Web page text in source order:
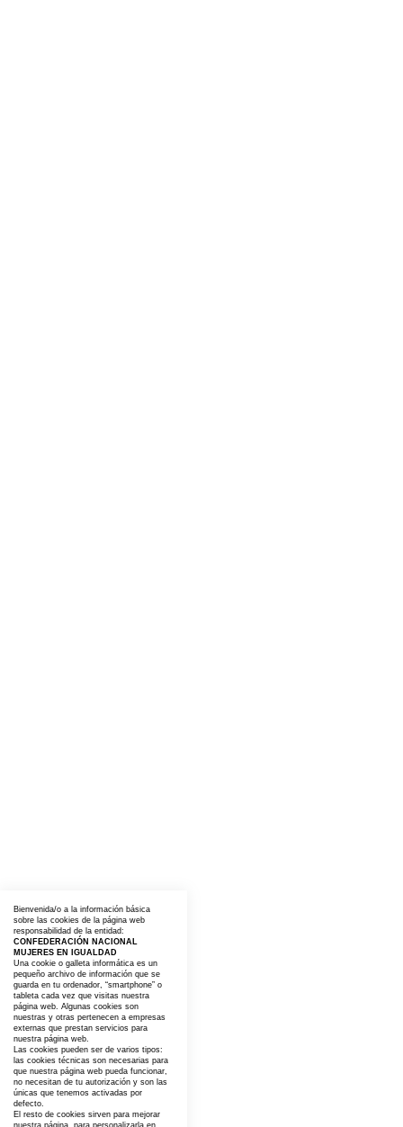
Bienvenida/o a la información básica
sobre las cookies de la página web
responsabilidad de la entidad:
CONFEDERACIÓN NACIONAL
MUJERES EN IGUALDAD
Una cookie o galleta informática es un
pequeño archivo de información que se
guarda en tu ordenador, “smartphone” o
tableta cada vez que visitas nuestra
página web. Algunas cookies son
nuestras y otras pertenecen a empresas
externas que prestan servicios para
nuestra página web.
Las cookies pueden ser de varios tipos:
las cookies técnicas son necesarias para
que nuestra página web pueda funcionar,
no necesitan de tu autorización y son las
únicas que tenemos activadas por
defecto.
El resto de cookies sirven para mejorar
nuestra página, para personalizarla en